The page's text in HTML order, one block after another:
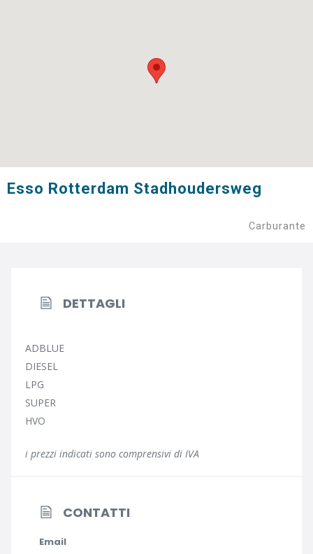
Esso Rotterdam Stadhoudersweg
Carburante
DETTAGLI
ADBLUE
DIESEL
LPG
SUPER
HVO
i prezzi indicati sono comprensivi di IVA
CONTATTI
Email